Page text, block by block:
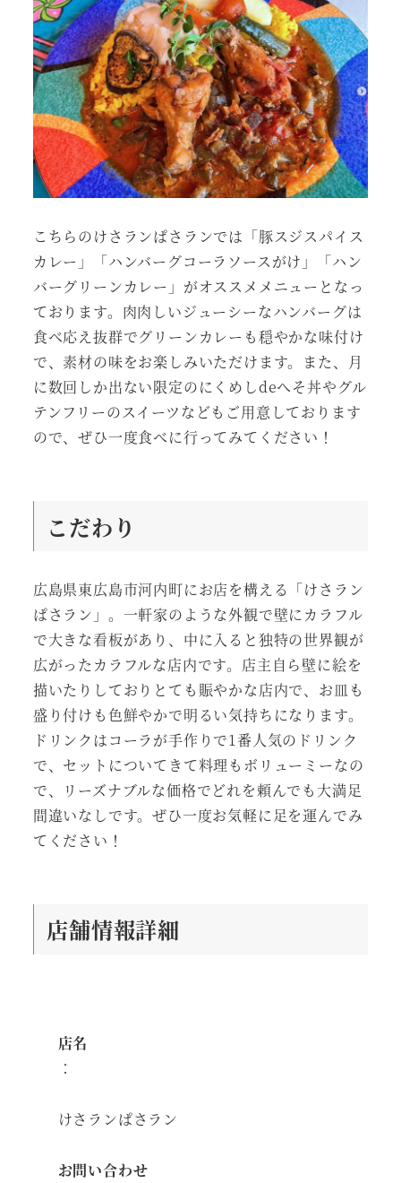
こちらのけさランぱさランでは「豚スジスパイス
カレー」「ハンバーグコーラソースがけ」「ハン
バーグリーンカレー」がオススメメニューとなっ
ております。肉肉しいジューシーなハンバーグは
食べ応え抜群でグリーンカレーも穏やかな味付け
で、素材の味をお楽しみいただけます。また、月
に数回しか出ない限定のにくめしdeへそ丼やグル
テンフリーのスイーツなどもご用意しております
ので、ぜひ一度食べに行ってみてください！
こだわり
広島県東広島市河内町にお店を構える「けさラン
ぱさラン」。一軒家のような外観で壁にカラフル
で大きな看板があり、中に入ると独特の世界観が
広がったカラフルな店内です。店主自ら壁に絵を
描いたりしておりとても賑やかな店内で、お皿も
盛り付けも色鮮やかで明るい気持ちになります。
ドリンクはコーラが手作りで1番人気のドリンク
で、セットについてきて料理もボリューミーなの
で、リーズナブルな価格でどれを頼んでも大満足
間違いなしです。ぜひ一度お気軽に足を運んでみ
てください！
店舗情報詳細
店名
：
けさランぱさラン
お問い合わせ